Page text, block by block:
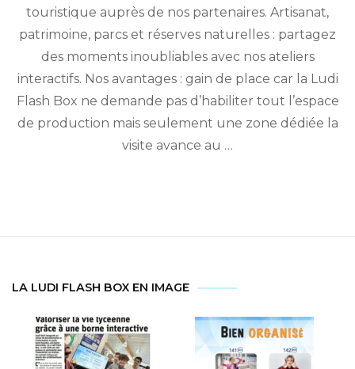
touristique auprès de nos partenaires. Artisanat,
patrimoine, parcs et réserves naturelles : partagez
des moments inoubliables avec nos ateliers
interactifs. Nos avantages : gain de place car la Ludi
Flash Box ne demande pas d’habiliter tout l’espace
de production mais seulement une zone dédiée la
visite avance au …
LA LUDI FLASH BOX EN IMAGE